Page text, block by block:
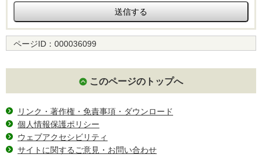
ページID： 000036099
このページのトップへ
リンク・著作権・免責事項・ダウンロード
個人情報保護ポリシー
ウェブアクセシビリティ
サイトに関するご意見・お問い合わせ